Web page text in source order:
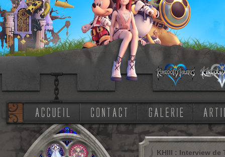
KHIII : Interview de